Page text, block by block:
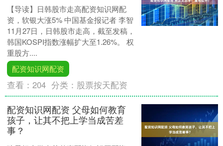
【导读】日韩股市走高配资知识网配
资，软银大涨5% 中国基金报记者 李智
11月27日，日韩股市走高，截至发稿，
韩国KOSPI指数涨幅扩大至1.26%。 权
重股方....
配资知识网配资
查看：204 分类： 股票按天配资
配资知识网配资 父母如何教育
孩子，让其不把上学当成苦差
事？